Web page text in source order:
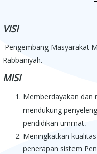
VISI
Pengembang Masyarakat
Rabbaniyah.
MISI
Memberdayakan
mendukung
pendidikan ummat.
Meningkatkan
penerapan sistem